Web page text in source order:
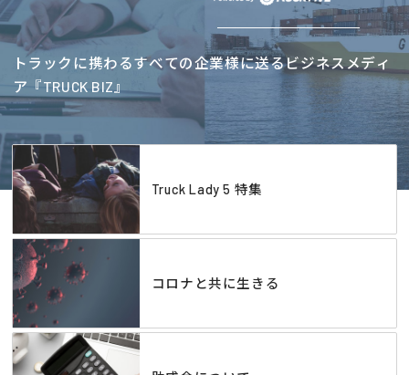
トラックに携わるすべての企業様に送るビジネスメディ
ア『TRUCK BIZ』
Truck Lady 5 特集
コロナと共に生きる